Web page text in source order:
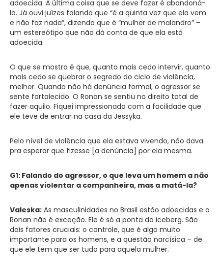
adoecida. A última coisa que se deve fazer é abandoná-
la. Já ouvi juízes falando que “é a quinta vez que ela vem
e não faz nada”, dizendo que é “mulher de malandro” –
um estereótipo que não dá conta de que ela está
adoecida.
O que se mostra é que, quanto mais cedo intervir, quanto
mais cedo se quebrar o segredo do ciclo de violência,
melhor. Quando não há denúncia formal, o agressor se
sente fortalecido. O Ronan se sentiu no direito total de
fazer aquilo. Fiquei impressionada com a facilidade que
ele teve de entrar na casa da Jessyka.
Pelo nível de violência que ela estava vivendo, não dava
pra esperar que fizesse [a denúncia] por ela mesma.
G1: Falando do agressor, o que leva um homem a não
apenas violentar a companheira, mas a matá-la?
Valeska: As masculinidades no Brasil estão adoecidas e o
Ronan não é exceção. Ele é só a ponta do iceberg. São
dois fatores cruciais: o controle, que é algo muito
importante para os homens, e a questão narcísica – de
que ele tem que ser tudo para aquela mulher.